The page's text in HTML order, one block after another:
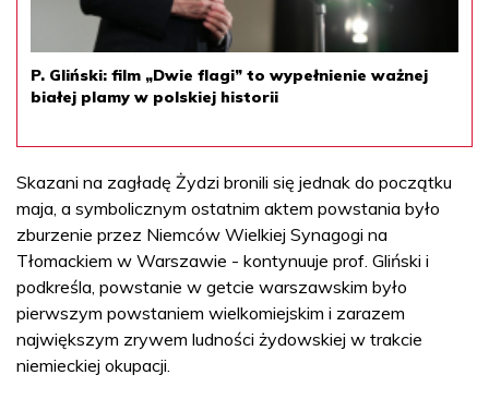
P. Gliński: film „Dwie flagi” to wypełnienie ważnej
białej plamy w polskiej historii
Skazani na zagładę Żydzi bronili się jednak do początku
maja, a symbolicznym ostatnim aktem powstania było
zburzenie przez Niemców Wielkiej Synagogi na
Tłomackiem w Warszawie - kontynuuje prof. Gliński i
podkreśla, powstanie w getcie warszawskim było
pierwszym powstaniem wielkomiejskim i zarazem
największym zrywem ludności żydowskiej w trakcie
niemieckiej okupacji.